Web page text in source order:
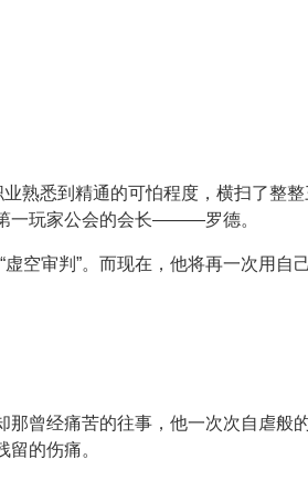
熟悉到精通的可怕程度，横扫了整
一玩家公会的会长———罗德。
空审判”。而现在，他将再一次用自
曾经痛苦的往事，他一次次自虐般
的伤痛。